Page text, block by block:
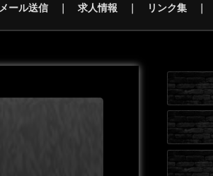
メール送信 求人情報 リンク集